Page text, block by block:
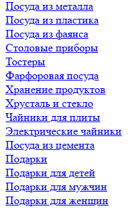
Посуда из металла
Посуда из пластика
Посуда из фаянса
Столовые приборы
Тостеры
Фарфоровая посуда
Хранение продуктов
Хрусталь и стекло
Чайники для плиты
Электрические чайники
Посуда из цемента
Подарки
Подарки для детей
Подарки для мужчин
Подарки для женщин